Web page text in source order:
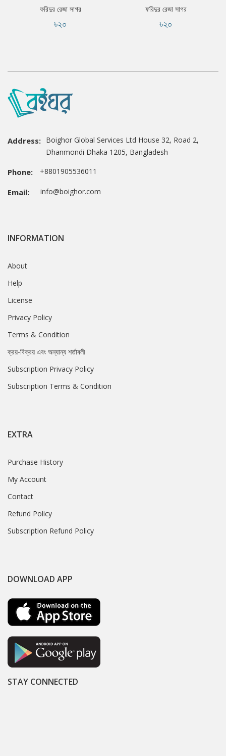
ফরিদুর রেজা সাগর
৳২০
ফরিদুর রেজা সাগর
৳২০
Address: Boighor Global Services Ltd House 32, Road 2,
Dhanmondi Dhaka 1205, Bangladesh
Phone: +8801905536011
Email: info@boighor.com
INFORMATION
About
Help
License
Privacy Policy
Terms & Condition
ক্রয়-বিক্রয় এবং অন্যান্য শর্তাবলী
Subscription Privacy Policy
Subscription Terms & Condition
EXTRA
Purchase History
My Account
Contact
Refund Policy
Subscription Refund Policy
DOWNLOAD APP
STAY CONNECTED